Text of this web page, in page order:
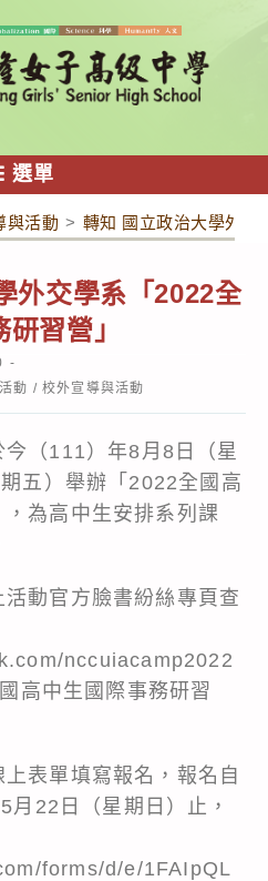
選單
與活動 > 轉知 國立政治大學外交
外交學系「2022全
習營」
動 / 校外宣導與活動
（111）年8月8日（星
五）舉辦「2022全國高
為高中生安排系列課
動官方臉書紛絲專頁查
nccuiacamp2022
高中生國際事務研習
表單填寫報名，報名自
月22日（星期日）止，
forms/d/e/1FAIpQL